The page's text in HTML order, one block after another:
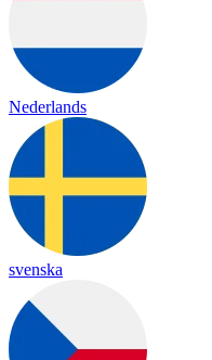
Nederlands
svenska